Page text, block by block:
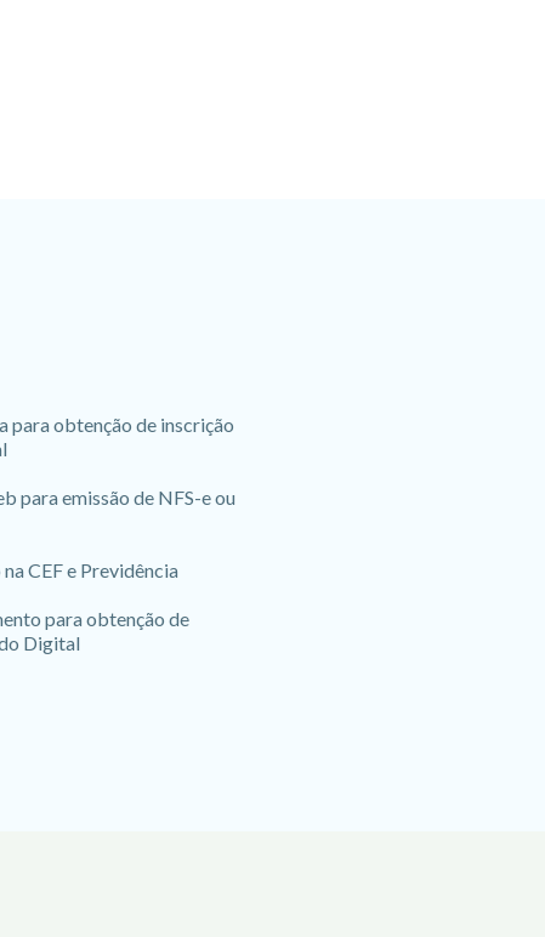
para obtenção de inscrição
para emissão de NFS-e ou
CEF e Previdência
para obtenção de
Digital